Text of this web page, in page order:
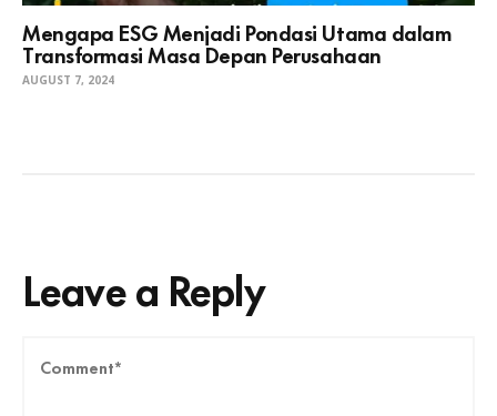
Mengapa ESG Menjadi Pondasi Utama dalam
Transformasi Masa Depan Perusahaan
AUGUST 7, 2024
Leave a Reply